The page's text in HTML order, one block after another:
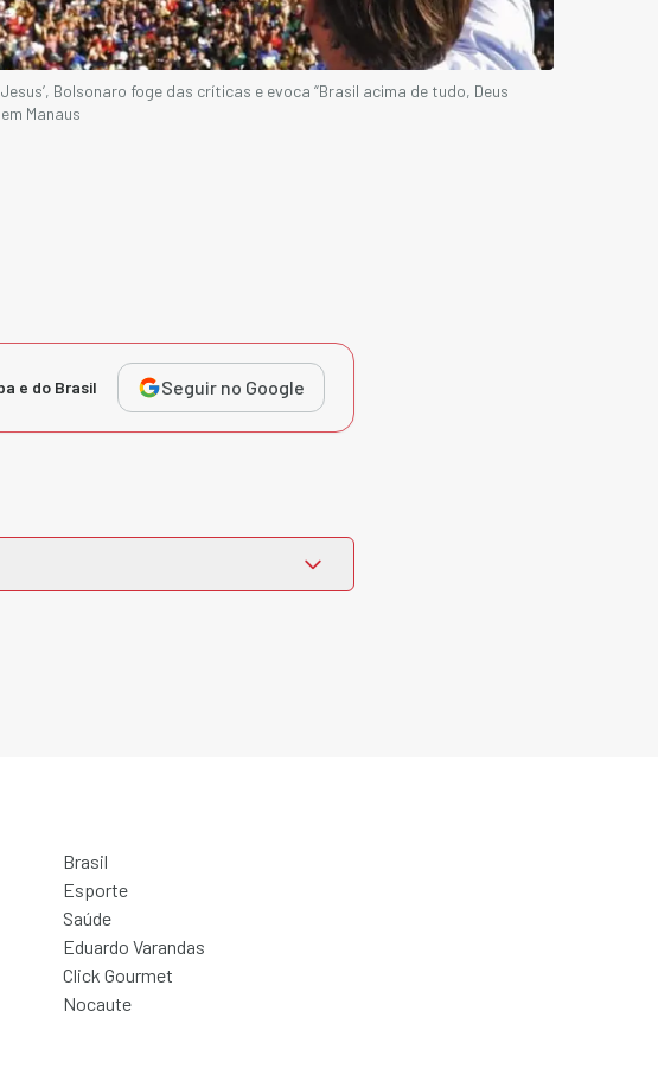
Bolsonaro foge das críticas e evoca “Brasil acima de tudo, Deus
Manaus
e do Brasil Seguir no Google
Brasil
Esporte
Saúde
Eduardo Varandas
Click Gourmet
Nocaute